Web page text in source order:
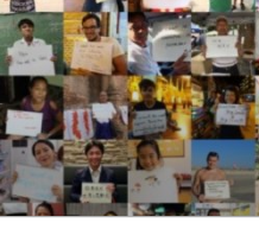
コ
ン
テ
ン
ツ
へ
ス
キ